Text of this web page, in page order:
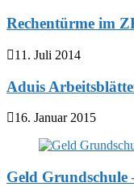
Rechentürme im
11. Juli 2014
Aduis
16. Januar 2015
Geld